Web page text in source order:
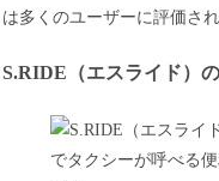
は多くのユーザーに評価さ
S.RIDE（エスライド）